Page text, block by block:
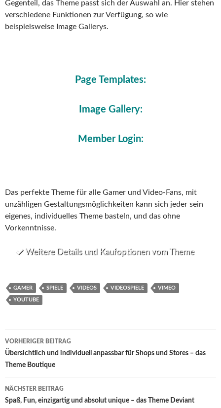
Gegenteil, das Theme passt sich der Auswahl an. Hier stehen
verschiedene Funktionen zur Verfügung, so wie
beispielsweise Image Gallerys.
Page Templates:
Image Gallery:
Member Login:
Das perfekte Theme für alle Gamer und Video-Fans, mit
unzähligen Gestaltungsmöglichkeiten kann sich jeder sein
eigenes, individuelles Theme basteln, und das ohne
Vorkenntnisse.
Weitere Details und Kaufoptionen vom Theme
GAMER SPIELE VIDEOS VIDEOSPIELE VIMEO
YOUTUBE
Navigation
VORHERIGER BEITRAG
Übersichtlich und individuell anpassbar für Shops und Stores – das
Theme Boutique
NÄCHSTER BEITRAG
Spaß, Fun, einzigartig und absolut unique – das Theme Deviant